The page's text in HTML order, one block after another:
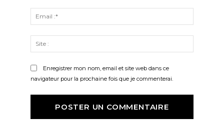
Enregistrer mon nom, email et site web dans ce
navigateur pour la prochaine fois que je commenterai.